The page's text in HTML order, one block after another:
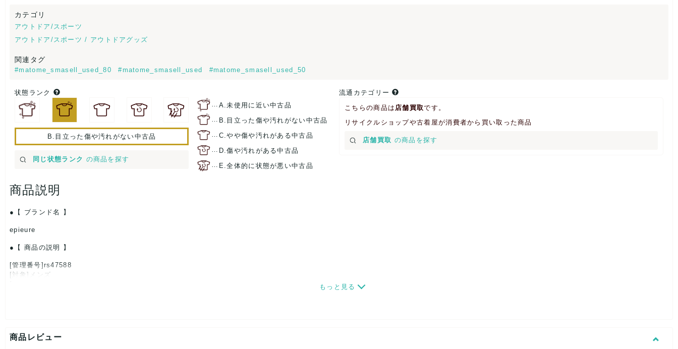
カテゴリ
アウトドア/スポーツ
アウトドア/スポーツ / アウトドアグッズ
関連タグ
#matome_smasell_used_80 #matome_smasell_used #matome_smasell_used_50
状態ランク
B.目立った傷や汚れがない中古品
同じ状態ランク の商品を探す
… A.未使用に近い中古品
… B.目立った傷や汚れがない中古品
… C.やや傷や汚れがある中古品
… D.傷や汚れがある中古品
… E.全体的に状態が悪い中古品
流通カテゴリー
こちらの商品は 店舗買取です。
リサイクルショップや古着屋が消費者から買い取った商品
店舗買取 の商品を探す
商品説明
【 ブランド名 】
epieure
【 商品の説明 】
[管理番号]rs47588
[対象]メンズ
着丈：約67cm
身幅：約52cm
もっと見る
商品レビュー